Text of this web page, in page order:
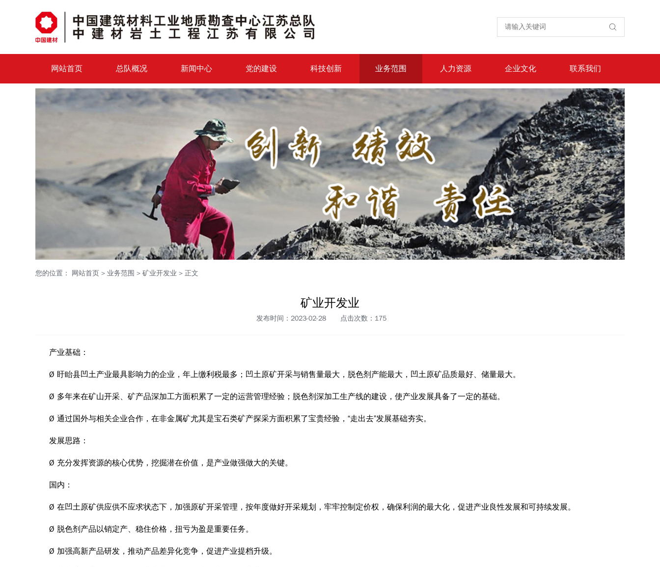
网站首页 总队概况 新闻中心 党的建设 科技创新 业务范围 人力资源 企业文化 联系我们
您的位置： 网站首页 > 业务范围 > 矿业开发业 > 正文
矿业开发业
发布时间：2023-02-28 点击次数： 175
产业基础：
Ø 盱眙县凹土产业最具影响力的企业，年上缴利税最多；凹土原矿开采与销售量最大，脱色剂产能最大，凹土原矿品质最好、储量最大。
Ø 多年来在矿山开采、矿产品深加工方面积累了一定的运营管理经验；脱色剂深加工生产线的建设，使产业发展具备了一定的基础。
Ø 通过国外与相关企业合作，在非金属矿尤其是宝石类矿产探采方面积累了宝贵经验，“走出去”发展基础夯实。
发展思路：
Ø 充分发挥资源的核心优势，挖掘潜在价值，是产业做强做大的关键。
国内：
Ø 在凹土原矿供应供不应求状态下，加强原矿开采管理，按年度做好开采规划，牢牢控制定价权，确保利润的最大化，促进产业良性发展和可持续发展。
Ø 脱色剂产品以销定产、稳住价格，扭亏为盈是重要任务。
Ø 加强高新产品研发，推动产品差异化竞争，促进产业提档升级。